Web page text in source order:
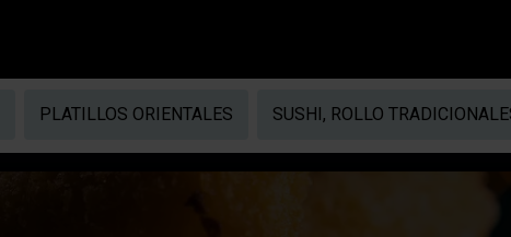
PLATILLOS ORIENTALES SUSHI, ROLLO